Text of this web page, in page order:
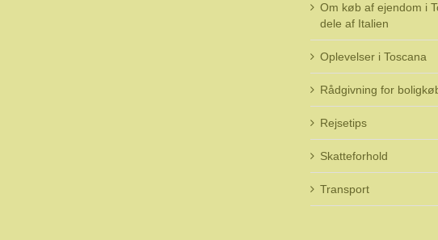
Om køb af ejendom i
dele af Italien
Oplevelser i Toscana
Rådgivning for
Rejsetips
Skatteforhold
Transport